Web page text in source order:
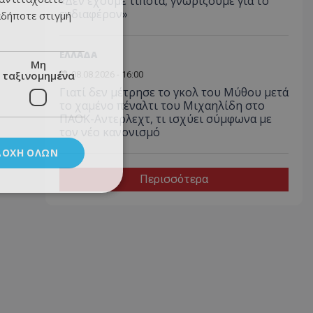
ενδιαφέρον»
ΕΛΛΑΔΑ
08.08.2026 - 16:00
Γιατί δεν μέτρησε το γκολ του Μύθου μετά
το χαμένο πέναλτι του Μιχαηλίδη στο
ΠΑΟΚ-Αντερλεχτ, τι ισχύει σύμφωνα με
τον νέο κανονισμό
Περισσότερα
στιγμή
Μη
ταξινομημένα
ΌΛΩΝ